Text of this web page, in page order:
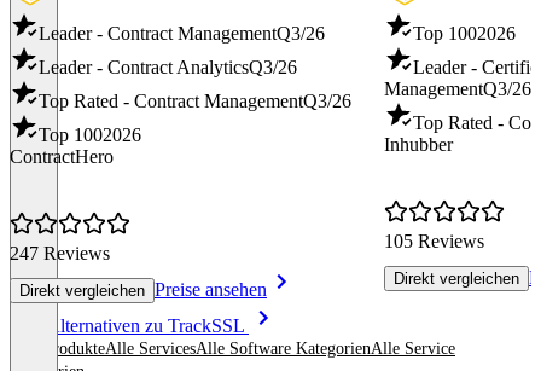
Leader - Contract ManagementQ3/26
Leader - Contract AnalyticsQ3/26
Top Rated - Contract ManagementQ3/26
Top 1002026
ContractHero
247 Reviews
Direkt vergleichen Preise ansehen
Top 1002026
Leader -
ManagementQ3/26
Top Rated -
Inhubber
105 Reviews
Direkt vergleichen
Alle Alternativen zu TrackSSL
Alle ProdukteAlle ServicesAlle Software KategorienAlle Service